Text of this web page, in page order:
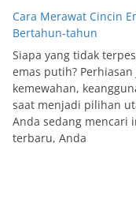
Cara Merawat Cincin
Bertahun-tahun
Siapa yang tidak
emas putih?
kemewahan,
saat menjadi pilihan
Anda sedang mencari
terbaru, Anda